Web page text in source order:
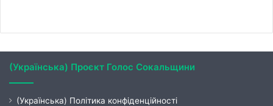
(Українська) Проєкт Голос Сокальщини
(Українська) Політика конфіденційності